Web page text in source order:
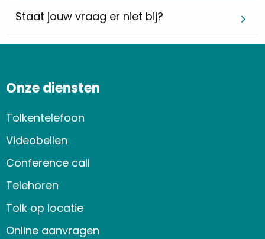
Staat jouw vraag er niet bij?
Onze diensten
Tolkentelefoon
Videobellen
Conference call
Telehoren
Tolk op locatie
Online aanvragen